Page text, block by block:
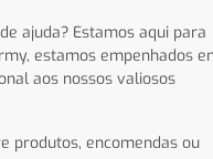
ajuda? Estamos aqui para
estamos empenhados
aos nossos valiosos
produtos, encomendas ou